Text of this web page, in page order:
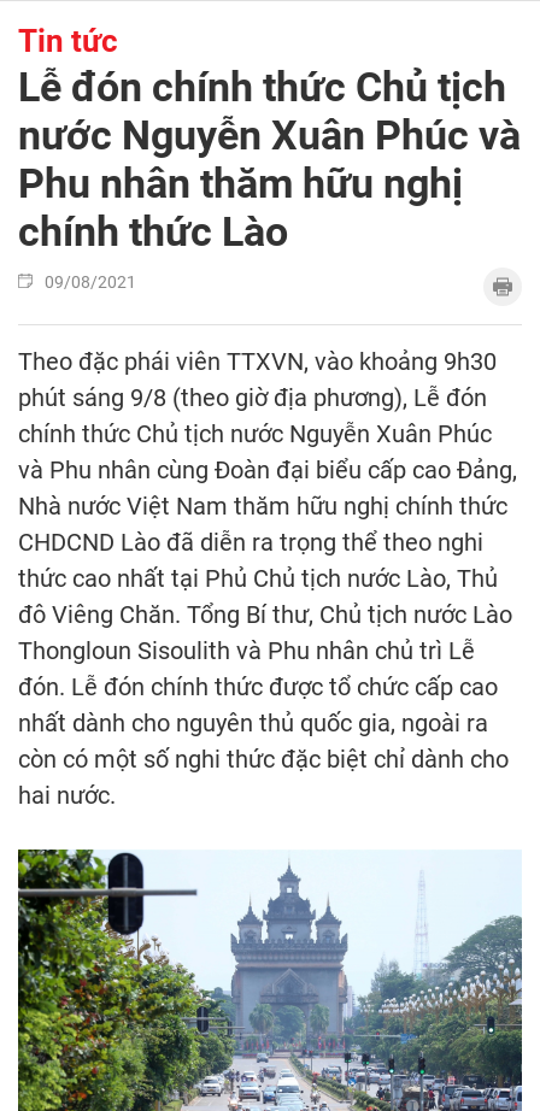
Tin tức
Lễ đón chính thức Chủ tịch
nước Nguyễn Xuân Phúc và
Phu nhân thăm hữu nghị
chính thức Lào
09/08/2021
Theo đặc phái viên TTXVN, vào khoảng 9h30
phút sáng 9/8 (theo giờ địa phương), Lễ đón
chính thức Chủ tịch nước Nguyễn Xuân Phúc
và Phu nhân cùng Đoàn đại biểu cấp cao Đảng,
Nhà nước Việt Nam thăm hữu nghị chính thức
CHDCND Lào đã diễn ra trọng thể theo nghi
thức cao nhất tại Phủ Chủ tịch nước Lào, Thủ
đô Viêng Chăn. Tổng Bí thư, Chủ tịch nước Lào
Thongloun Sisoulith và Phu nhân chủ trì Lễ
đón. Lễ đón chính thức được tổ chức cấp cao
nhất dành cho nguyên thủ quốc gia, ngoài ra
còn có một số nghi thức đặc biệt chỉ dành cho
hai nước.